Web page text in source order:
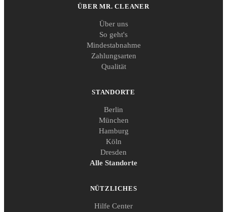
ÜBER MR. CLEANER
Über uns
So geht's
Mindestabnahme
Zahlungsarten
Qualität
STANDORTE
Berlin
München
Hamburg
Köln
Dresden
Alle Standorte
NÜTZLICHES
Hilfe Center